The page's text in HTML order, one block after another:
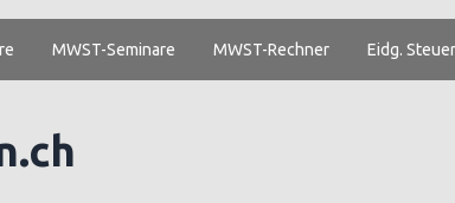
MWST-Seminare MWST-Rechner Eidg.